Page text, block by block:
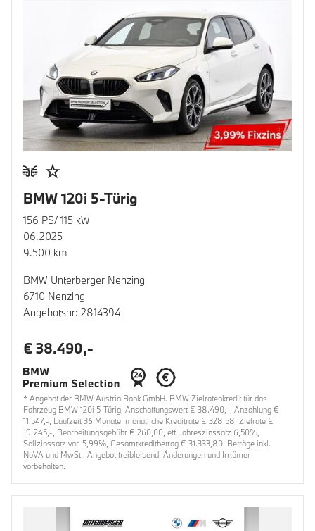
BMW 120i 5-Türig
156 PS/ 115 kW
06.2025
9.500 km
BMW Unterberger Nenzing
6710 Nenzing
Angebotsnr: 2814394
€ 38.490,-
* Angebot der BMW Austria Bank GmbH. BMW Zielratenkredit für das
Fahrzeug BMW 120i 5-Türig, Anschaffungswert € 38.490,-, Anzahlung €
11.547,-, Laufzeit 36 Monate, monatliche Kreditrate € 328,58, Zielrate €
19.245,-, Bearbeitungsgebühr € 260,00, eff. Jahreszinssatz 6,50%,
Sollzinssatz var. 5,99%, Gesamtkreditbetrag € 31.333,80. Beträge inkl.
NoVA und MwSt.. Angebot freibleibend. Änderungen und Irrtümer
vorbehalten.